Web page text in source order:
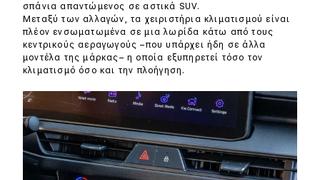
σπάνια απαντώμενος σε αστικά SUV.
Μεταξύ των αλλαγών, τα χειριστήρια κλιματισμού είναι
πλέον ενσωματωμένα σε μια λωρίδα κάτω από τους
κεντρικούς αεραγωγούς –που υπάρχει ήδη σε άλλα
μοντέλα της μάρκας– η οποία εξυπηρετεί τόσο τον
κλιματισμό όσο και την πλοήγηση.